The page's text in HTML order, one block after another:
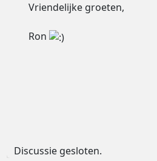
Vriendelijke groeten,
Ron
Discussie gesloten.